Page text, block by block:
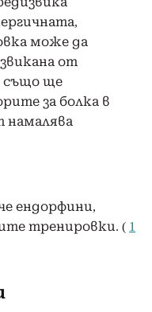
може да
от
също ще
за болка в
намалява
ендорфини,
тренировки. ( 1